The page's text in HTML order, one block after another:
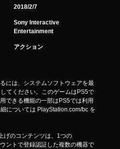
2018/2/7
Sony Interactive
Entertainment
アクション
には、システムソフトウェアを最
てください。このゲームはPS5で
できる機能の一部はPS5では利用
については PlayStation.com/bc を
げのコンテンツは、1つの
ントで登録認証した複数の機器で